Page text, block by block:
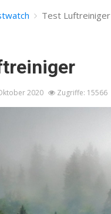
Test Luftreiniger
2020 Zugriffe: 15566